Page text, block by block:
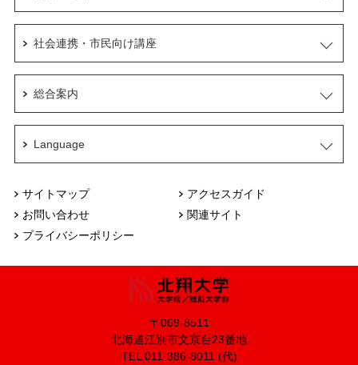
サイトマップ
アクセスガイド
お問い合わせ
関連サイト
プライバシーポリシー
社会連携・市民向け講座
総合案内
Language
〒069-8511
北海道江別市文京台23番地
TEL 011-386-8011 (代)